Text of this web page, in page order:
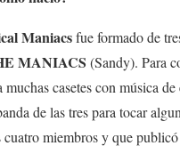
Maniacsfue formado de
MANIACS (Sandy). Para
muchas casetes con música
de las tres para tocar
cuatro miembros y que publicó